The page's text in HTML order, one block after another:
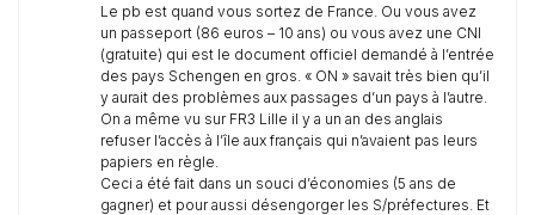
Le pb est quand vous sortez de France. Ou vous avez
un passeport (86 euros – 10 ans) ou vous avez une CNI
(gratuite) qui est le document officiel demandé à l’entrée
des pays Schengen en gros. « ON » savait très bien qu’il
y aurait des problèmes aux passages d’un pays à l’autre.
On a même vu sur FR3 Lille il y a un an des anglais
refuser l’accès à l’île aux français qui n’avaient pas leurs
papiers en règle.
Ceci a été fait dans un souci d’économies (5 ans de
gagner) et pour aussi désengorger les S/préfectures. Et